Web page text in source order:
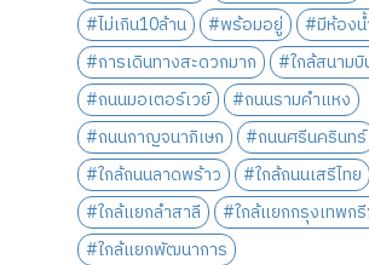
#ไม่เกิน10ล้าน
#พร้อมอยู่
#มีห้อง
#การเดินทางสะดวกมาก
#ใกล้สนาม
#ถนนมอเตอร์เวย์
#ถนนรามคำแหง
#ถนนกาญจนาภิเษก
#ถนนศรีนครินทร์
#ใกล้ถนนลาดพร้าว
#ใกล้ถนนเสรีไทย
#ใกล้แยกลำสาลี
#ใกล้แยกกรุงเทพก
#ใกล้แยกพัฒนาการ